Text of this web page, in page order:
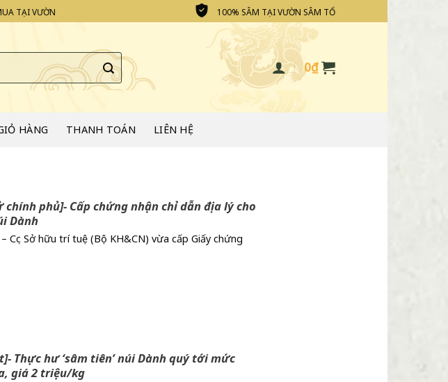
TẠI VƯỜN 100% SÂM TẠI VƯỜN SÂM TỔ
0₫
HÀNG THANH TOÁN LIÊN HỆ
chính phủ]- Cấp chứng nhận chỉ dẫn địa lý cho
Dành
Cục Sở hữu trí tuệ (Bộ KH&CN) vừa cấp Giấy chứng
Thực hư ‘sâm tiên’ núi Dành quý tới mức
giá 2 triệu/kg